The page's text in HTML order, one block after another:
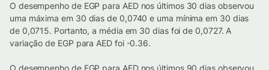
O desempenho de EGP para AED nos últimos 30 dias observou
uma máxima em 30 dias de 0,0740 e uma mínima em 30 dias
de 0,0715. Portanto, a média em 30 dias foi de 0,0727. A
variação de EGP para AED foi -0.36.